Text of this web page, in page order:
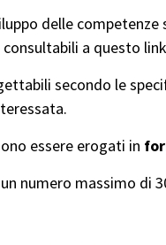
delle
a questo
secondo le
essere erogati in
numero massimo di